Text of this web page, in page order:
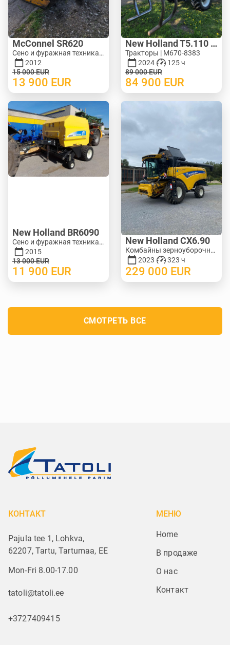
McConnel SR620
Сено и фуражная техника - Роторные косилки | M620-1071
2012
15 000EUR
13 900 EUR
New Holland T5.110 ElectroCommand
Тракторы | M670-8383
2024
125 ч
89 000EUR
84 900 EUR
New Holland BR6090
Сено и фуражная техника - Рулонные пресс-подборщики | M388-0128
2015
13 000EUR
11 900 EUR
New Holland CX6.90
Комбайны зерноуборочные | M140-3278
2023
323 ч
229 000 EUR
СМОТРЕТЬ ВСЕ
КОНТАКТ
Pajula tee 1, Lohkva,
62207, Tartu, Tartumaa, EE
Mon-Fri 8.00-17.00
tatoli@tatoli.ee
+3727409415
МЕНЮ
Home
В продаже
О нас
Контакт